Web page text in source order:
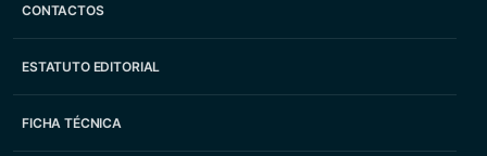
CONTACTOS
ESTATUTO EDITORIAL
FICHA TÉCNICA